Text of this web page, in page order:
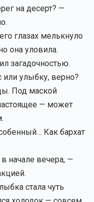
на десерт? —
глазах мелькнуло
она уловила.
загадочностью.
или улыбку, верно?
Под маской
— может
Как бархат
начале вечера, —
стала чуть